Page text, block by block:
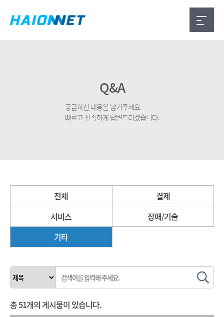
Q&A
궁금하신 내용을 남겨주세요.
빠르고 신속하게 답변드리겠습니다.
전체
결제
서비스
장애/기술
기타
총51개의 게시물이 있습니다.